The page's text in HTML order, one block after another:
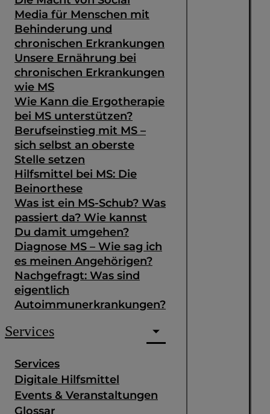
Media für Menschen mit
Behinderung und
chronischen Erkrankungen
Unsere Ernährung bei
chronischen Erkrankungen
wie MS
Wie Kann die Ergotherapie
bei MS unterstützen?
Berufseinstieg mit MS –
sich selbst an oberste
Stelle setzen
Hilfsmittel bei MS: Die
Beinorthese
Was ist ein MS-Schub? Was
passiert da? Wie kannst
Du damit umgehen?
Diagnose MS – Wie sag ich
es meinen Angehörigen?
Nachgefragt: Was sind
eigentlich
Autoimmunerkrankungen?
Services
Services
Digitale Hilfsmittel
Events & Veranstaltungen
Glossar